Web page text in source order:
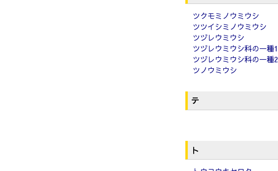
ツクモミノウミウシ
ツツイシミノウミウシ
ツヅレウミウシ
ツヅレウミウシ科の一種1
ツヅレウミウシ科の一種2
ツノウミウシ
テ
ト